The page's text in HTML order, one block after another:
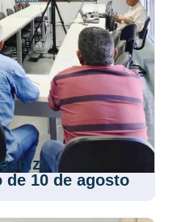
de 10 de agosto